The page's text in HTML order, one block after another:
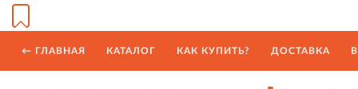
← ГЛАВНАЯ КАТАЛОГ КАК КУПИТЬ? ДОСТАВКА